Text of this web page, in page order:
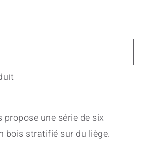
propose une série de six
bois stratifié sur du liège.